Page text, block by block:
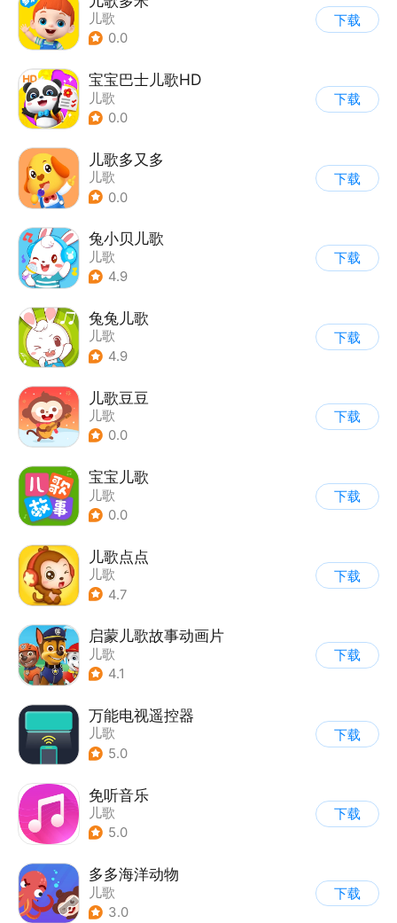
儿歌
0.0
下载
宝宝巴士儿歌HD
儿歌
0.0
下载
儿歌多又多
儿歌
0.0
下载
兔小贝儿歌
儿歌
4.9
下载
兔兔儿歌
儿歌
4.9
下载
儿歌豆豆
儿歌
0.0
下载
宝宝儿歌
儿歌
0.0
下载
儿歌点点
儿歌
4.7
下载
启蒙儿歌故事动画片
儿歌
4.1
下载
万能电视遥控器
儿歌
5.0
下载
免听音乐
儿歌
5.0
下载
多多海洋动物
儿歌
3.0
下载